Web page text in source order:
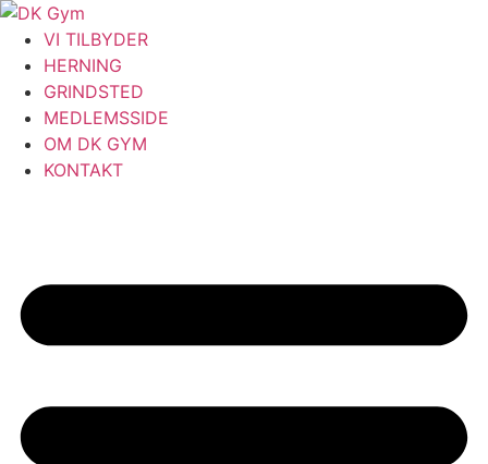
Videre
indhold
VI TILBYDER
HERNING
GRINDSTED
MEDLEMSSIDE
OM DK GYM
KONTAKT